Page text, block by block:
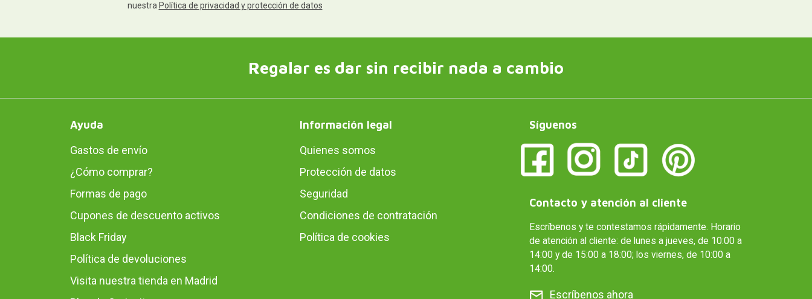
nuestra Política de privacidad y protección de datos
Regalar es dar sin recibir nada a cambio
Ayuda
Gastos de envío
¿Cómo comprar?
Formas de pago
Cupones de descuento activos
Black Friday
Política de devoluciones
Visita nuestra tienda en Madrid
Información legal
Quienes somos
Protección de datos
Seguridad
Condiciones de contratación
Política de cookies
Síguenos
Contacto y atención al cliente
Escríbenos y te contestamos rápidamente. Horario
de atención al cliente: de lunes a jueves, de 10:00 a
14:00 y de 15:00 a 18:00; los viernes, de 10:00 a
14:00.
Escríbenos ahora